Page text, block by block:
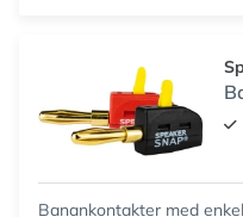
Banankontakter med